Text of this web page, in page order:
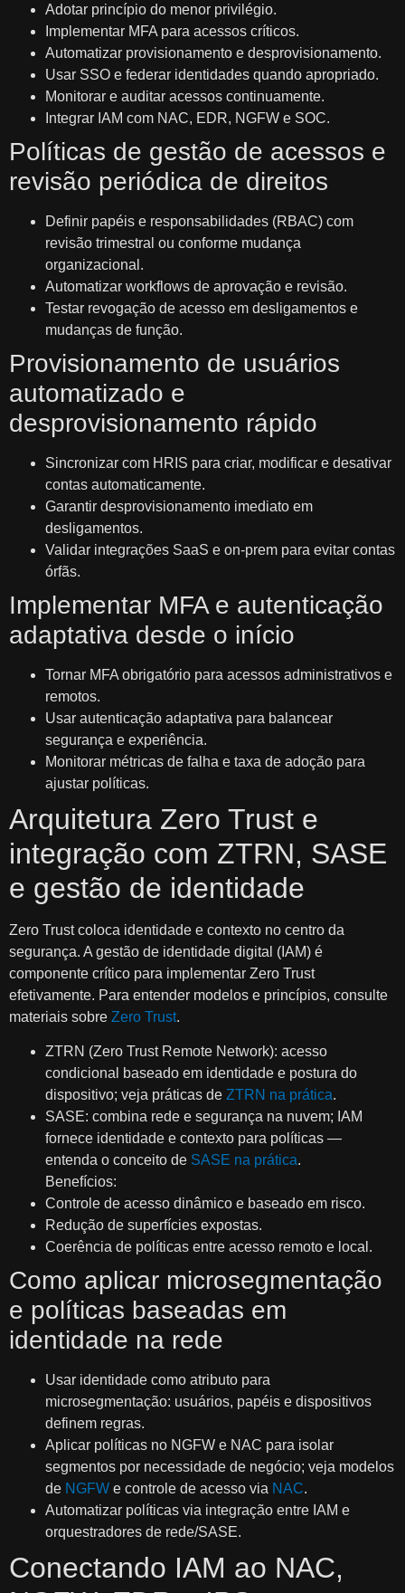
Adotar princípio do menor privilégio.
Implementar MFA para acessos críticos.
Automatizar provisionamento e desprovisionamento.
Usar SSO e federar identidades quando apropriado.
Monitorar e auditar acessos continuamente.
Integrar IAM com NAC, EDR, NGFW e SOC.
Políticas de gestão de acessos e
revisão periódica de direitos
Definir papéis e responsabilidades (RBAC) com
revisão trimestral ou conforme mudança
organizacional.
Automatizar workflows de aprovação e revisão.
Testar revogação de acesso em desligamentos e
mudanças de função.
Provisionamento de usuários
automatizado e
desprovisionamento rápido
Sincronizar com HRIS para criar, modificar e desativar
contas automaticamente.
Garantir desprovisionamento imediato em
desligamentos.
Validar integrações SaaS e on‑prem para evitar contas
órfãs.
Implementar MFA e autenticação
adaptativa desde o início
Tornar MFA obrigatório para acessos administrativos e
remotos.
Usar autenticação adaptativa para balancear
segurança e experiência.
Monitorar métricas de falha e taxa de adoção para
ajustar políticas.
Arquitetura Zero Trust e
integração com ZTRN, SASE
e gestão de identidade
Zero Trust coloca identidade e contexto no centro da
segurança. A gestão de identidade digital (IAM) é
componente crítico para implementar Zero Trust
efetivamente. Para entender modelos e princípios, consulte
materiais sobre Zero Trust.
ZTRN (Zero Trust Remote Network): acesso
condicional baseado em identidade e postura do
dispositivo; veja práticas de ZTRN na prática.
SASE: combina rede e segurança na nuvem; IAM
fornece identidade e contexto para políticas —
entenda o conceito de SASE na prática.
Benefícios:
Controle de acesso dinâmico e baseado em risco.
Redução de superfícies expostas.
Coerência de políticas entre acesso remoto e local.
Como aplicar microsegmentação
e políticas baseadas em
identidade na rede
Usar identidade como atributo para
microsegmentação: usuários, papéis e dispositivos
definem regras.
Aplicar políticas no NGFW e NAC para isolar
segmentos por necessidade de negócio; veja modelos
de NGFW e controle de acesso via NAC.
Automatizar políticas via integração entre IAM e
orquestradores de rede/SASE.
Conectando IAM ao NAC,